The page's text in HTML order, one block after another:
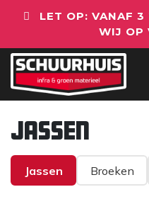
LET OP: VANAF
WIJ OP
Jassen
Jassen Broeken